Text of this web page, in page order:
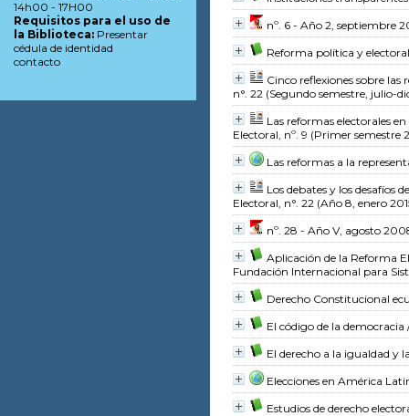
nº. 6 - Año 2, septiembre
Reforma política y
Cinco reflexiones sobre
n°. 22 (Segundo semestre, julio-
Las reformas electorales
Electoral, nº. 9 (Primer semestre
Las reformas a la
Los debates y los desafíos
Electoral, n°. 22 (Año 8, enero
nº. 28 - Año V, agosto
Aplicación de la Reforma
Fundación Internacional para
Derecho Constitucional
El código de la democracia
El derecho a la igualdad y
Elecciones en América
Estudios de derecho
14h00 - 17H00
Requisitos para el uso de
la Biblioteca: Presentar
cédula de identidad
contacto